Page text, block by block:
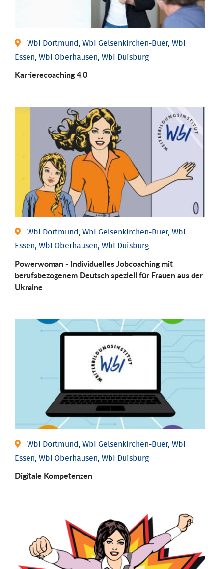
WbI Dortmund, WbI Gelsenkirchen-Buer, WbI
Essen, WbI Oberhausen, WbI Duisburg
Karriere­coaching 4.0
WbI Dortmund, WbI Gelsenkirchen-Buer, WbI
Essen, WbI Oberhausen, WbI Duisburg
Powerwoman - Individuelles Jobcoaching mit
berufsbezogenem Deutsch speziell für Frauen aus der
Ukraine
WbI Dortmund, WbI Gelsenkirchen-Buer, WbI
Essen, WbI Oberhausen, WbI Duisburg
Digitale Kompetenzen